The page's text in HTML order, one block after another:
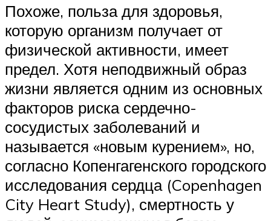
Похоже, польза для здоровья,
которую организм получает от
физической активности, имеет
предел. Хотя неподвижный образ
жизни является одним из основных
факторов риска сердечно-
сосудистых заболеваний и
называется «новым курением», но,
согласно Копенгагенского городского
исследования сердца (Copenhagen
City Heart Study), смертность у